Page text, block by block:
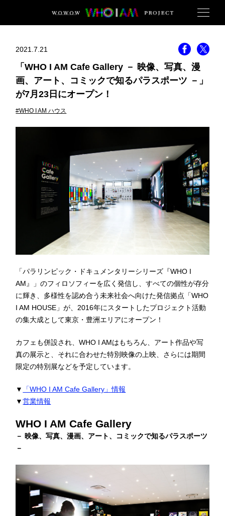
2021.7.21
「WHO I AM Cafe Gallery － 映像、写真、漫
画、アート、コミックで知るパラスポーツ －」
が7月23日にオープン！
#WHO I AM ハウス
「パラリンピック・ドキュメンタリーシリーズ『WHO I
AM』」のフィロソフィーを広く発信し、すべての個性が存分
に輝き、多様性を認め合う未来社会へ向けた発信拠点「WHO
I AM HOUSE」が、2016年にスタートしたプロジェクト活動
の集大成として東京・豊洲エリアにオープン！
カフェも併設され、WHO I AMはもちろん、アート作品や写
真の展示と、それに合わせた特別映像の上映、さらには期間
限定の特別展などを予定しています。
▼
「WHO I AM Cafe Gallery」情報
▼営業情報
WHO I AM Cafe Gallery
－ 映像、写真、漫画、アート、コミックで知るパラスポーツ
－